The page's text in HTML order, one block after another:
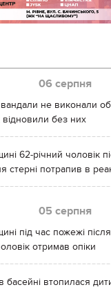
06 серпня
вандали не виконали
без них
62-річний чоловік
стерні потрапив в
05 серпня
під час пожежі
отримав опіки
басейні втопилася